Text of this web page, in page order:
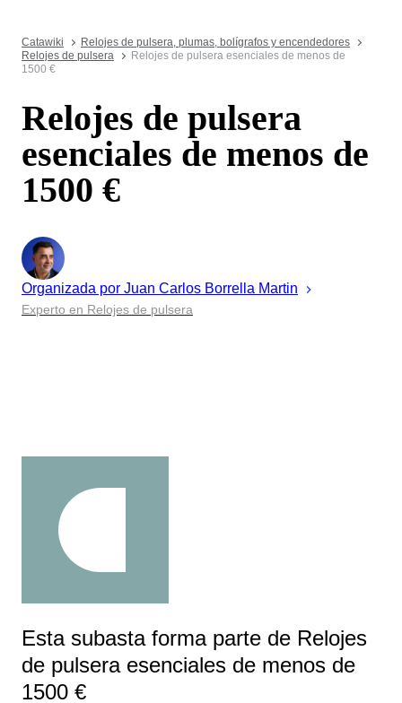
Catawiki
Relojes de pulsera, plumas, bolígrafos y encendedores
Relojes de pulsera
Relojes de pulsera esenciales de menos de
1500 €
Relojes de pulsera
esenciales de menos de
1500 €
Organizada por Juan Carlos Borrella Martin
Experto en Relojes de pulsera
Esta subasta forma parte de Relojes
de pulsera esenciales de menos de
1500 €